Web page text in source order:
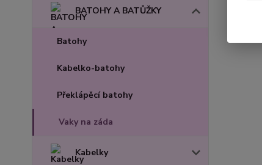
BATOHY A BATŮŽKY
Batohy
Kabelko-batohy
Překlápěcí batohy
Vaky na záda
Kabelky